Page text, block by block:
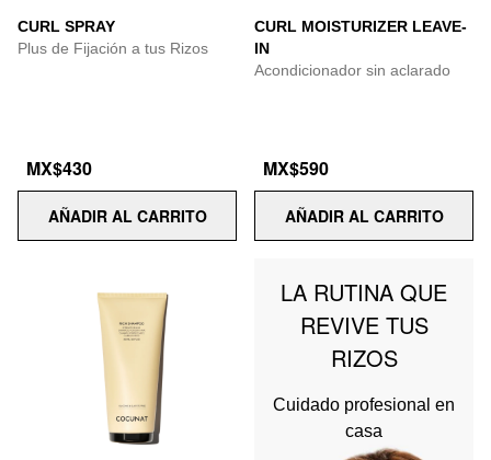
CURL SPRAY
Plus de Fijación a tus Rizos
MX$430
AÑADIR AL CARRITO
CURL MOISTURIZER LEAVE-
IN
Acondicionador sin aclarado
MX$590
AÑADIR AL CARRITO
LA RUTINA QUE
REVIVE TUS
RIZOS
Cuidado profesional en
casa